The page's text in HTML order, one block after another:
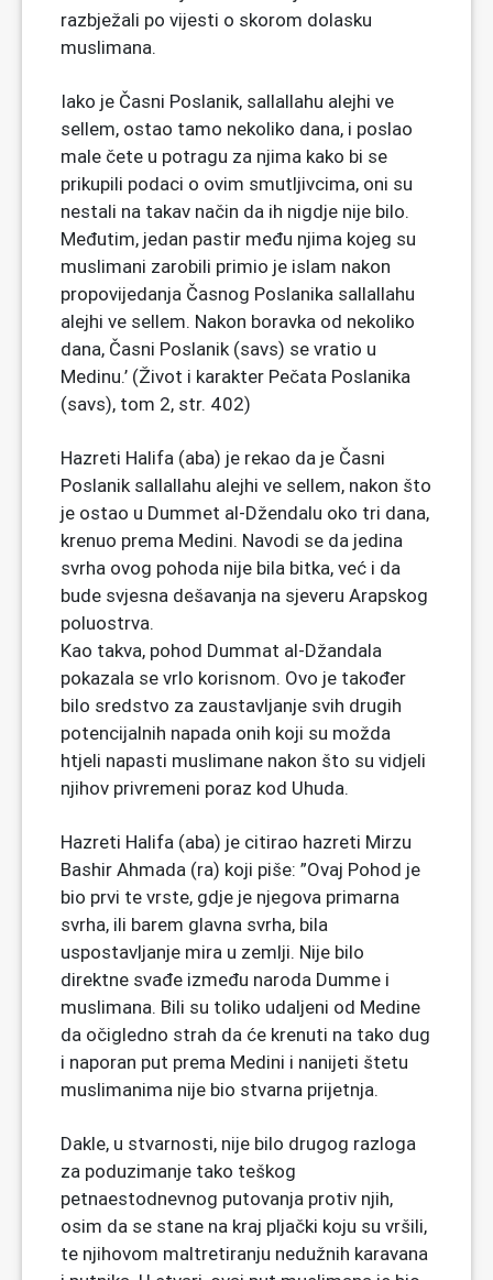
razbježali po vijesti o skorom dolasku
muslimana.
Iako je Časni Poslanik, sallallahu alejhi ve
sellem, ostao tamo nekoliko dana, i poslao
male čete u potragu za njima kako bi se
prikupili podaci o ovim smutljivcima, oni su
nestali na takav način da ih nigdje nije bilo.
Međutim, jedan pastir među njima kojeg su
muslimani zarobili primio je islam nakon
propovijedanja Časnog Poslanika sallallahu
alejhi ve sellem. Nakon boravka od nekoliko
dana, Časni Poslanik (savs) se vratio u
Medinu.’ (Život i karakter Pečata Poslanika
(savs), tom 2, str. 402)
Hazreti Halifa (aba) je rekao da je Časni
Poslanik sallallahu alejhi ve sellem, nakon što
je ostao u Dummet al-Džendalu oko tri dana,
krenuo prema Medini. Navodi se da jedina
svrha ovog pohoda nije bila bitka, već i da
bude svjesna dešavanja na sjeveru Arapskog
poluostrva.
Kao takva, pohod Dummat al-Džandala
pokazala se vrlo korisnom. Ovo je također
bilo sredstvo za zaustavljanje svih drugih
potencijalnih napada onih koji su možda
htjeli napasti muslimane nakon što su vidjeli
njihov privremeni poraz kod Uhuda.
Hazreti Halifa (aba) je citirao hazreti Mirzu
Bashir Ahmada (ra) koji piše: ”Ovaj Pohod je
bio prvi te vrste, gdje je njegova primarna
svrha, ili barem glavna svrha, bila
uspostavljanje mira u zemlji. Nije bilo
direktne svađe između naroda Dumme i
muslimana. Bili su toliko udaljeni od Medine
da očigledno strah da će krenuti na tako dug
i naporan put prema Medini i nanijeti štetu
muslimanima nije bio stvarna prijetnja.
Dakle, u stvarnosti, nije bilo drugog razloga
za poduzimanje tako teškog
petnaestodnevnog putovanja protiv njih,
osim da se stane na kraj pljački koju su vršili,
te njihovom maltretiranju nedužnih karavana